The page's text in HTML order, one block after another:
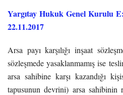
Yargıtay Hukuk Genel Kurulu
22.11.2017
Arsa payı karşılığı inşaat
sözleşmede yasaklanmamış ise
arsa sahibine karşı kazandığı
tapusunun devrini) arsa sahibinin